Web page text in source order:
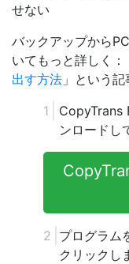
せない
バックアップから
いてもっと詳しく：
出す方法 」という記
CopyTrans
ンロードし
プログラム
クリックし